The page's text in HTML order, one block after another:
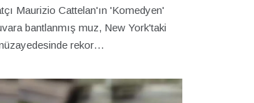
Maurizio Cattelan'ın 'Komedyen'
bantlanmış muz, New York'taki
rekor…